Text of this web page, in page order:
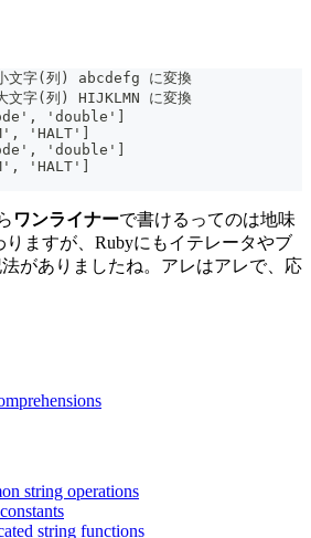
文字(列) abcdefg に変換
字(列) HIJKLMN に変換
'double']
'HALT']
'double']
'HALT']
ワンライナーで書けるってのは地味
ますが、Rubyにもイテレータやブ
がありましたね。アレはアレで、応
string operations
string functions